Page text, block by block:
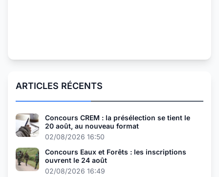
ARTICLES RÉCENTS
Concours CREM : la présélection se tient le
20 août, au nouveau format
02/08/2026 16:50
Concours Eaux et Forêts : les inscriptions
ouvrent le 24 août
02/08/2026 16:49